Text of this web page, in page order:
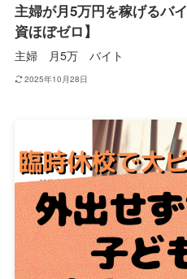
主婦が月5万円を稼げるバ
資ほぼゼロ】
主婦 月5万 バイト
2025年10月28日